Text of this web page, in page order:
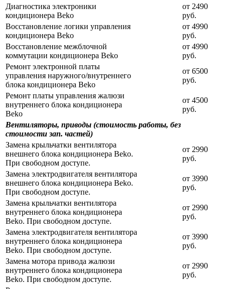
Диагностика электроники
кондиционера Beko
от 2490
руб.
Восстановление логики управления
кондиционера Beko
от 4990
руб.
Восстановление межблочной
коммутации кондиционера Beko
от 4990
руб.
Ремонт электронной платы
управления наружного/внутреннего
блока кондиционера Beko
от 6500
руб.
Ремонт платы управления жалюзи
внутреннего блока кондиционера
Beko
от 4500
руб.
Вентиляторы, приводы (стоимость работы, без
стоимости зап. частей)
Замена крыльчатки вентилятора
внешнего блока кондиционера Beko.
При свободном доступе.
от 2990
руб.
Замена электродвигателя вентилятора
внешнего блока кондиционера Beko.
При свободном доступе.
от 3990
руб.
Замена крыльчатки вентилятора
внутреннего блока кондиционера
Beko. При свободном доступе.
от 2990
руб.
Замена электродвигателя вентилятора
внутреннего блока кондиционера
Beko. При свободном доступе.
от 3990
руб.
Замена мотора привода жалюзи
внутреннего блока кондиционера
Beko. При свободном доступе.
от 2990
руб.